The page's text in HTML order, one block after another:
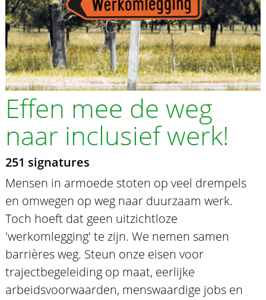
Effen mee de weg
naar inclusief werk!
251 signatures
Mensen in armoede stoten op veel drempels
en omwegen op weg naar duurzaam werk.
Toch hoeft dat geen uitzichtloze
'werkomlegging' te zijn. We nemen samen
barrières weg. Steun onze eisen voor
trajectbegeleiding op maat, eerlijke
arbeidsvoorwaarden, menswaardige jobs en